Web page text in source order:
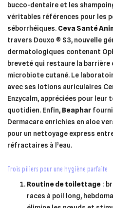
bucco-dentaire et les
véritables références pour les
séborrhéiques. Ceva Santé
travers Douxo ® S3, nouvelle
dermatologiques contenant
breveté qui restaure la
microbiote cutané. Le
avec ses lotions auriculaires
Enzycalm, appréciées pour
quotidien. Enfin, Beaphar
Dermacare enrichies en aloe
pour un nettoyage express
réfractaires à l’eau.
trois piliers pour une hygiène parfaite
Routine de toilettage :
races à poil long,